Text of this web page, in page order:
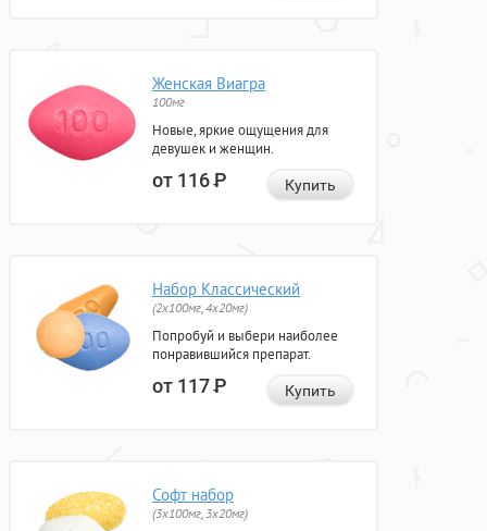
Женская Виагра
100мг
Новые, яркие ощущения для
девушек и женщин.
от 116Р Купить
Набор Классический
(2x100мг, 4x20мг)
Попробуй и выбери наиболее
понравившийся препарат.
от 117Р Купить
Софт набор
(3x100мг, 3x20мг)